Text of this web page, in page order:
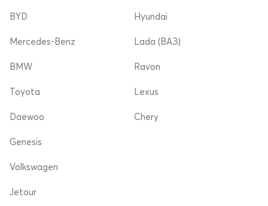
BYD
Mercedes-Benz
Hyundai
Lada (ВАЗ)
BMW
Toyota
Daewoo
Ravon
Lexus
Chery
Genesis
Volkswagen
Jetour